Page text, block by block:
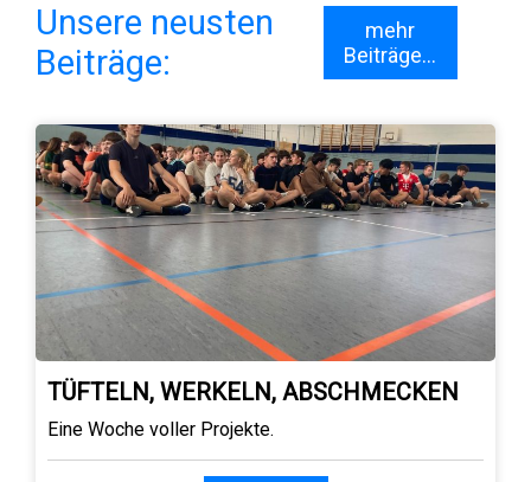
Unsere neusten
Beiträge:
mehr
Beiträge...
TÜFTELN, WERKELN, ABSCHMECKEN
Eine Woche voller Projekte.